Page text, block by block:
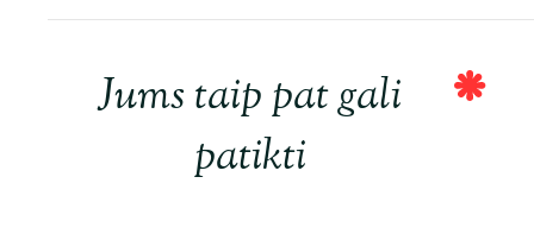
Jums taip pat gali
patikti